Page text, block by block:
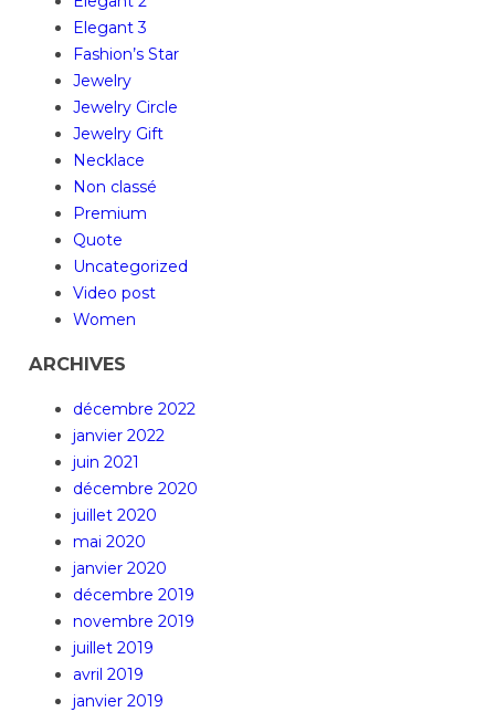
Elegant 3
Fashion’s Star
Jewelry
Jewelry Circle
Jewelry Gift
Necklace
Non classé
Premium
Quote
Uncategorized
Video post
Women
ARCHIVES
décembre 2022
janvier 2022
juin 2021
décembre 2020
juillet 2020
mai 2020
janvier 2020
décembre 2019
novembre 2019
juillet 2019
avril 2019
janvier 2019